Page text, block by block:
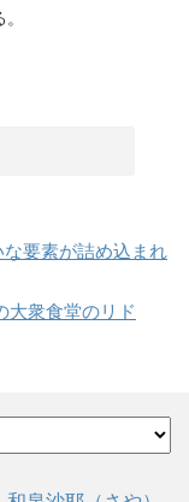
要素が詰め込まれ
大衆食堂のリド